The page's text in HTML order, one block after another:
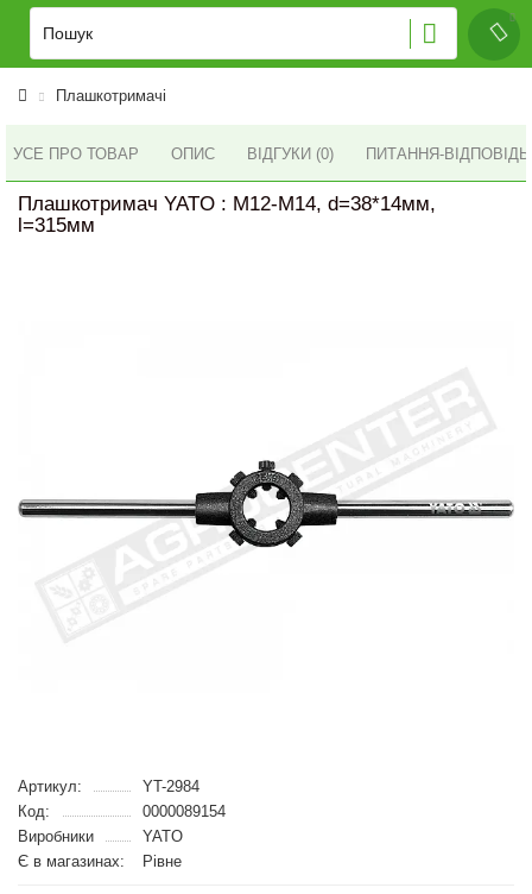
Плашкотримачі
УСЕ ПРО ТОВАР ОПИС ВІДГУКИ (0) ПИТАННЯ-
Плашкотримач YATO : M12-M14, d=38*14мм,
l=315мм
Артикул:
YT-2984
Код:
0000089154
Виробники
YATO
Є в магазинах:
Рівне